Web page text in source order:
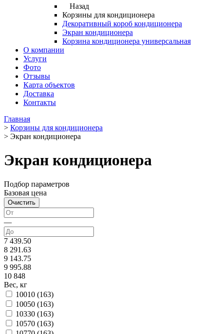
Назад
Корзины для кондиционера
Декоративный короб кондиционера
Экран кондиционера
Корзина кондиционера универсальная
О компании
Услуги
Фото
Отзывы
Карта объектов
Доставка
Контакты
Главная
> Корзины для кондиционера
> Экран кондиционера
Экран кондиционера
Подбор параметров
Базовая цена
—
7 439.50
8 291.63
9 143.75
9 995.88
10 848
Вес, кг
10010 (163)
10050 (163)
10330 (163)
10570 (163)